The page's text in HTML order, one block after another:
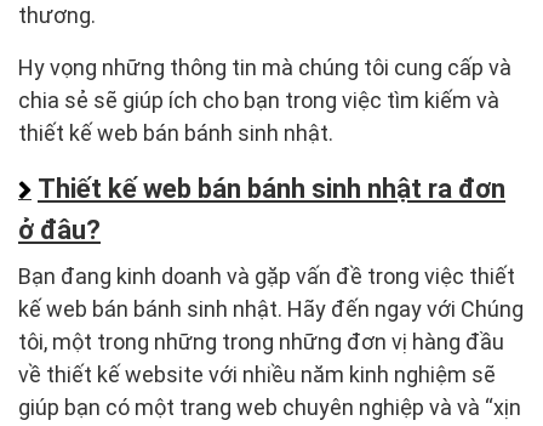
thương.
Hy vọng những thông tin mà chúng tôi cung cấp và
chia sẻ sẽ giúp ích cho bạn trong việc tìm kiếm và
thiết kế web bán bánh sinh nhật.
Thiết kế web bán bánh sinh nhật ra đơn
ở đâu?
Bạn đang kinh doanh và gặp vấn đề trong việc thiết
kế web bán bánh sinh nhật. Hãy đến ngay với Chúng
tôi, một trong những trong những đơn vị hàng đầu
về thiết kế website với nhiều năm kinh nghiệm sẽ
giúp bạn có một trang web chuyên nghiệp và và “xịn